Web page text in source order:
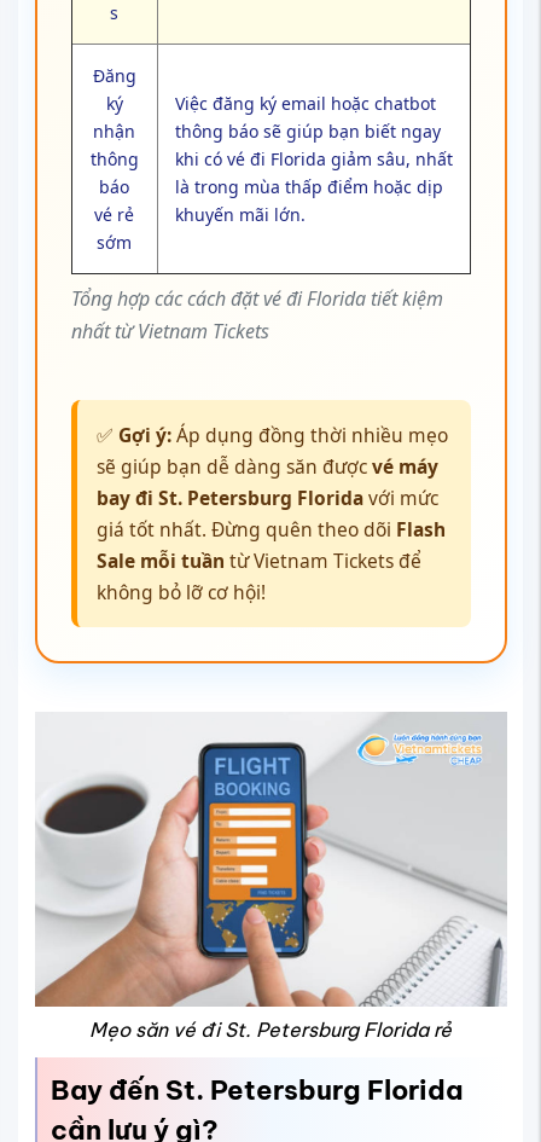
Tổng hợp các cách đặt vé đi Florida tiết kiệm
nhất từ Vietnam Tickets
s
Đăng
ký
nhận
thông
báo
vé rẻ
sớm
Việc đăng ký email hoặc chatbot
thông báo sẽ giúp bạn biết ngay
khi có vé đi Florida giảm sâu, nhất
là trong mùa thấp điểm hoặc dịp
khuyến mãi lớn.
✅ Gợi ý:Áp dụng đồng thời nhiều mẹo
sẽ giúp bạn dễ dàng săn đượcvé máy
bay đi St. Petersburg Floridavới mức
giá tốt nhất. Đừng quên theo dõi Flash
Sale mỗi tuần từ Vietnam Tickets để
không bỏ lỡ cơ hội!
Mẹo săn vé đi St. Petersburg Florida rẻ
Bay đến St. Petersburg Florida
cần lưu ý gì?